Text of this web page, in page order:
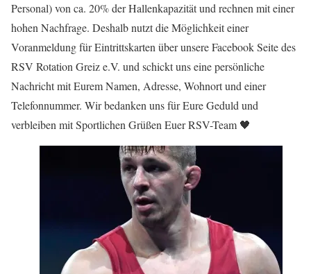
Personal) von ca. 20% der Hallenkapazität und rechnen mit einer
hohen Nachfrage. Deshalb nutzt die Möglichkeit einer
Voranmeldung für Eintrittskarten über unsere Facebook Seite des
RSV Rotation Greiz e.V. und schickt uns eine persönliche
Nachricht mit Eurem Namen, Adresse, Wohnort und einer
Telefonnummer. Wir bedanken uns für Eure Geduld und
verbleiben mit Sportlichen Grüßen Euer RSV-Team 🖤